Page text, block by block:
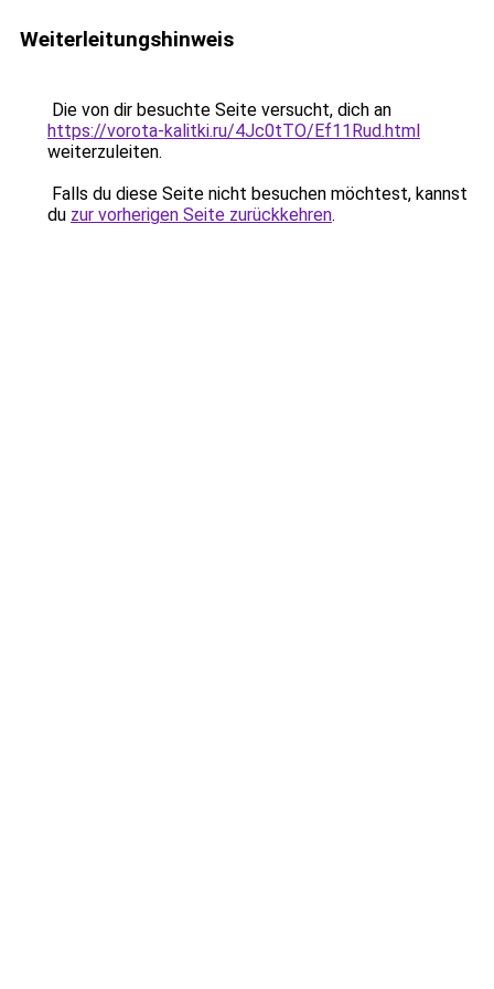
Weiterleitungshinweis
Die von dir besuchte Seite versucht, dich an
https://vorota-kalitki.ru/4Jc0tTO/Ef11Rud.html
weiterzuleiten.
Falls du diese Seite nicht besuchen möchtest, kannst
du zur vorherigen Seite zurückkehren.